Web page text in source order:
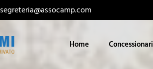
segreteria@assocamp.com
Home Concessionari